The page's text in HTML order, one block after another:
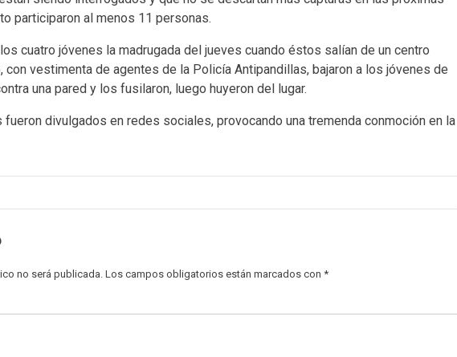
participaron al menos 11 personas.
cuatro jóvenes la madrugada del jueves cuando éstos salían de un centro
con vestimenta de agentes de la Policía Antipandillas, bajaron a los jóvenes de
una pared y los fusilaron, luego huyeron del lugar.
divulgados en redes sociales, provocando una tremenda conmoción en la
no será publicada. Los campos obligatorios están marcados con *